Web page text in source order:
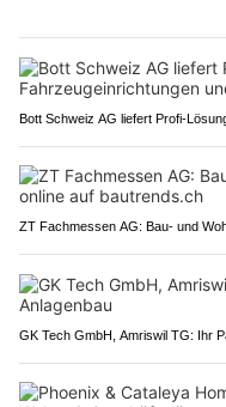
Bott Schweiz AG liefert Profi-
ZT Fachmessen AG: Bau- und
GK Tech GmbH, Amriswil TG: Ihr